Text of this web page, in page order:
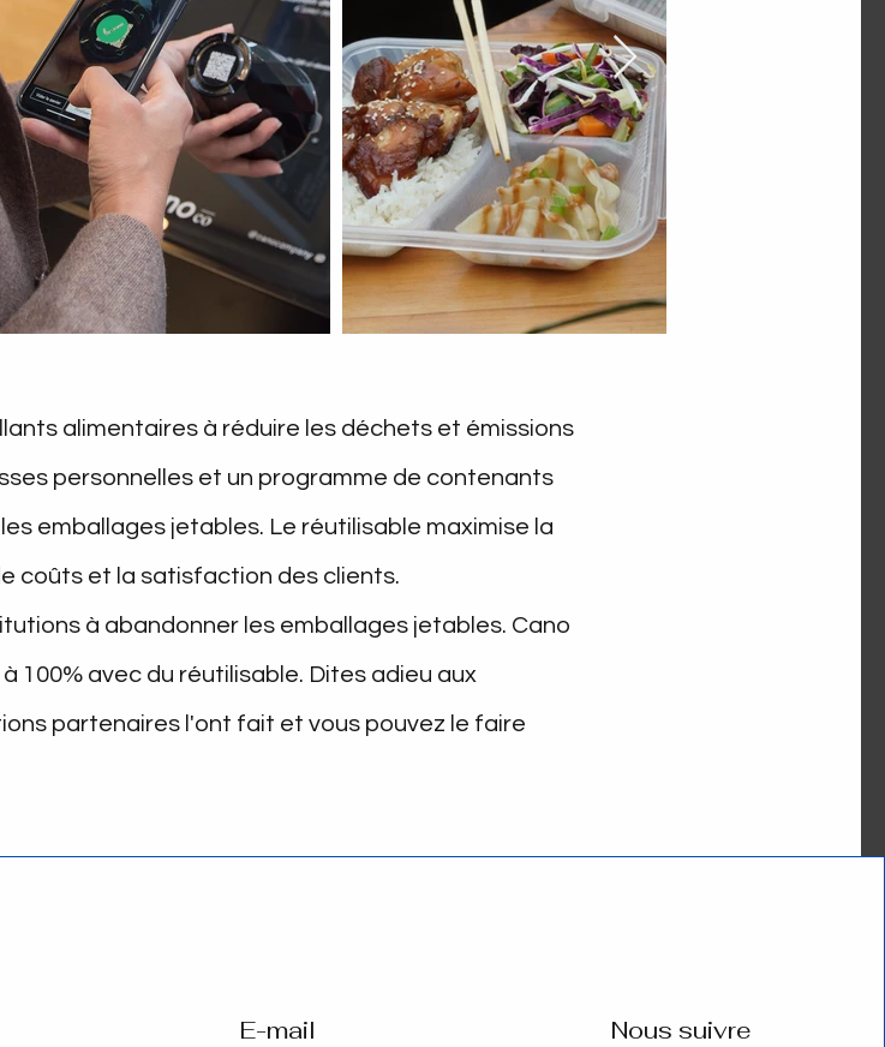
alimentaires à réduire les déchets et émissions
personnelles et un programme de contenants
emballages jetables. Le réutilisable maximise la
coûts et la satisfaction des clients.
à abandonner les emballages jetables. Cano
100% avec du réutilisable. Dites adieu aux
partenaires l'ont fait et vous pouvez le faire
E-mail Nous suivre